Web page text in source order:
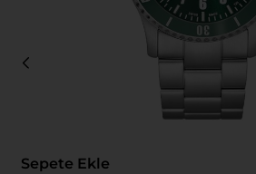
Sepete Ekle